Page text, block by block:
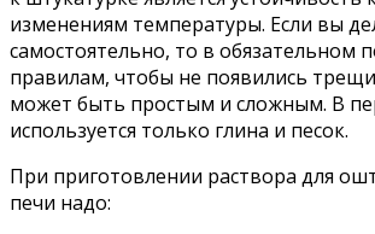
изменениям температуры. Если вы
самостоятельно, то в обязательном
правилам, чтобы не появились
может быть простым и сложным. В
используется только глина и песок.
При приготовлении раствора для
печи надо: